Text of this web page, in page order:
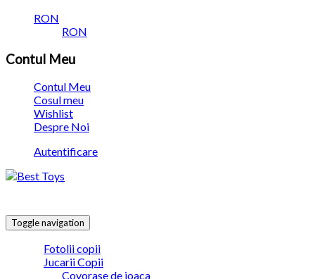
RON
RON
Contul Meu
Contul Meu
Cosul meu
Wishlist
Despre Noi
Autentificare
Toggle navigation
Fotolii copii
Jucarii Copii
Covorase de joaca